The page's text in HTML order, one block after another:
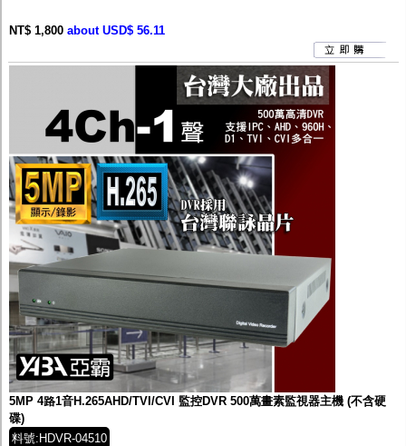
NT$ 1,800 about USD$ 56.11
5MP 4路1音H.265AHD/TVI/CVI 監控DVR 500萬畫素監視器主機 (不含硬
碟)
料號:HDVR-04510